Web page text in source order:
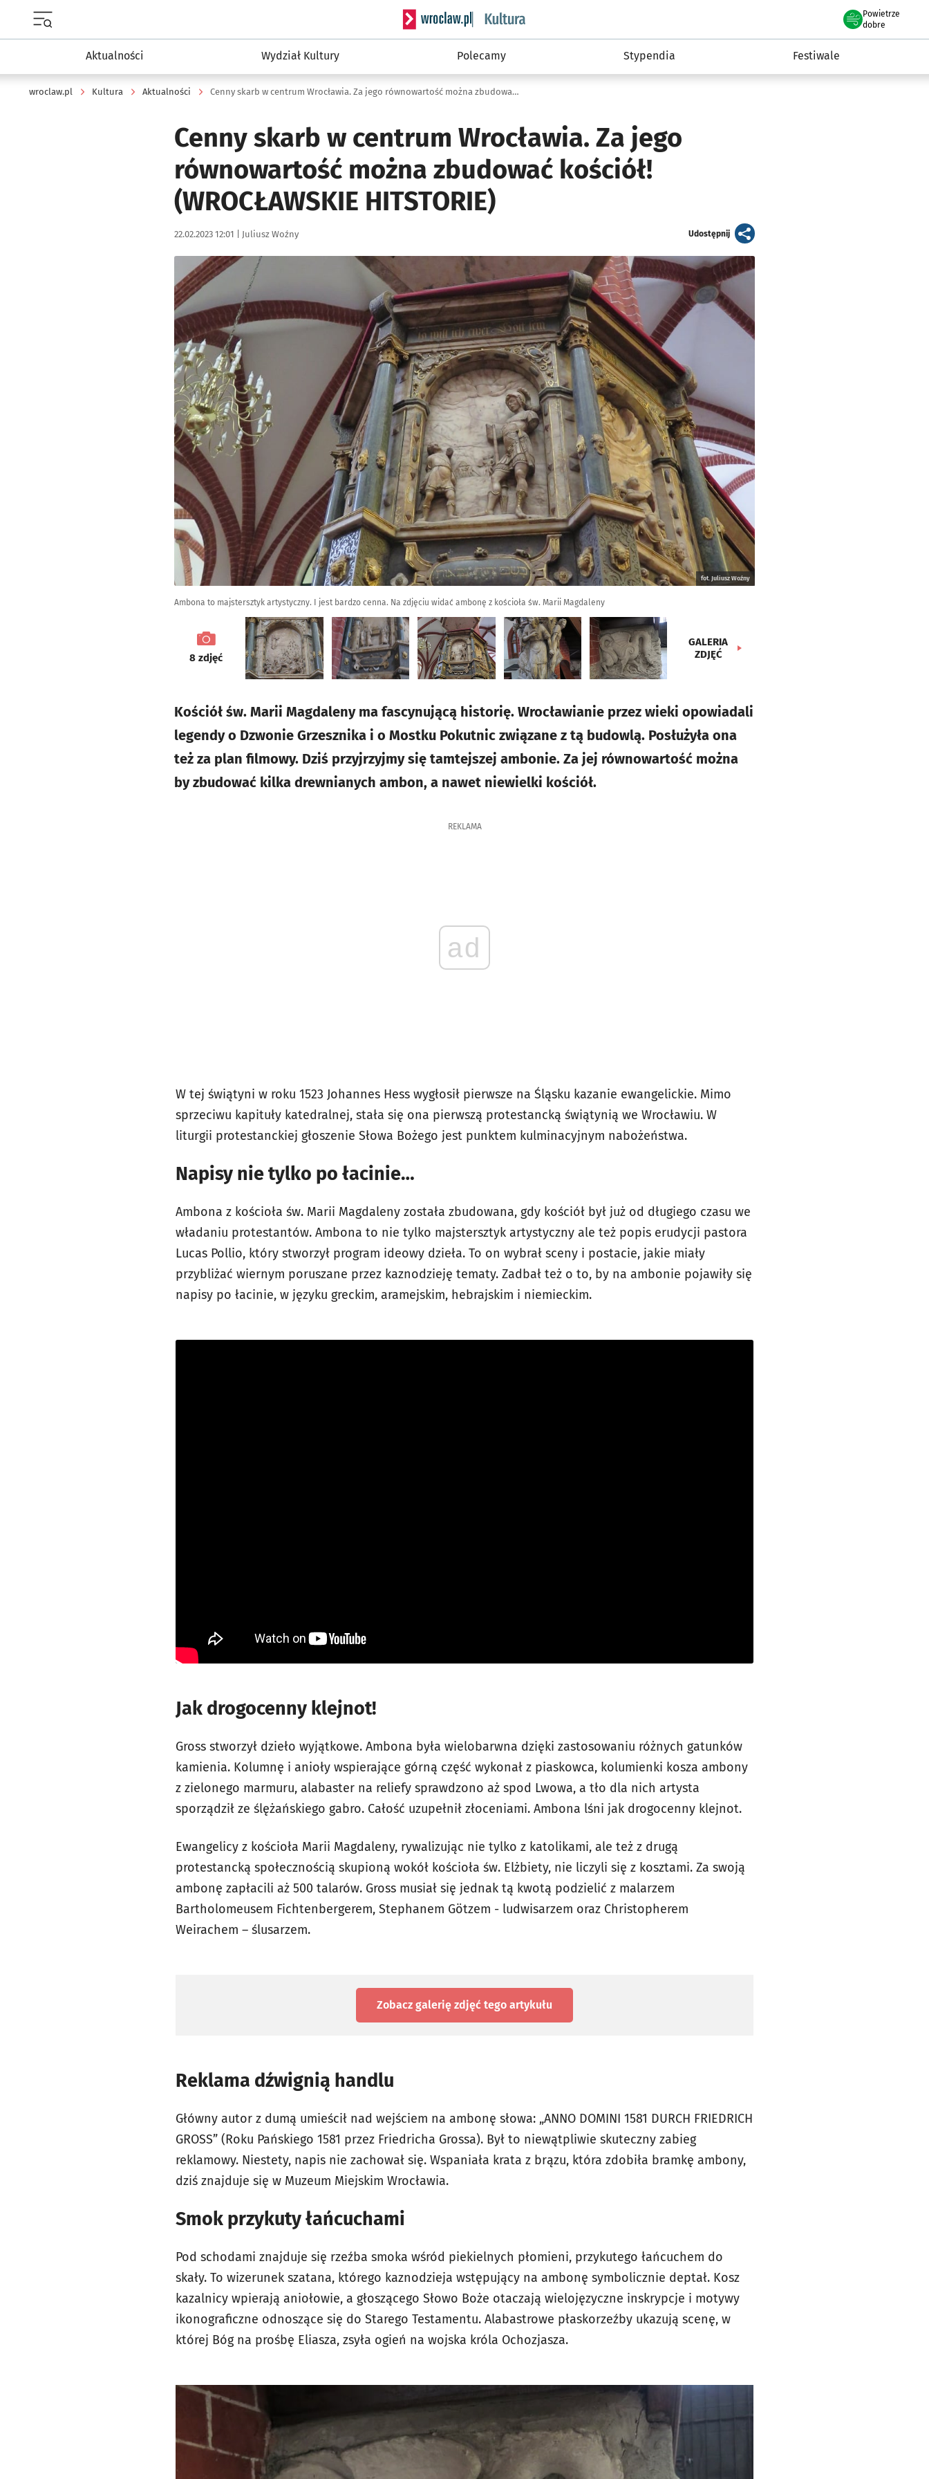
Serwis informacyjny wroclaw.pl podserwis: Kultura
Powietrze
we Wrocławiu
dobre
Aktualności Wydział Kultury Polecamy Stypendia Festiwale
wroclaw.pl Kultura Aktualności Cenny skarb w centrum Wrocławia. Za jego równowartość można zbudować kościół! (WROCŁAWSKIE HITSTORIE)
Cenny skarb w centrum Wrocławia. Za jego
równowartość można zbudować kościół!
(WROCŁAWSKIE HITSTORIE)
Data publikacji:
22.02.2023 12:01 | Autor:
Juliusz Woźny Udostępnijartykuł
Kliknij, aby zobaczyć galerię
fot. Juliusz Woźny
Ambona to majstersztyk artystyczny. I jest bardzo cenna. Na zdjęciu widać ambonę z kościoła św. Marii Magdaleny
galeria
8zdjęć
GALERIA
ZDJĘĆ
Kościół św. Marii Magdaleny ma fascynującą historię. Wrocławianie przez wieki opowiadali
legendy o Dzwonie Grzesznika i o Mostku Pokutnic związane z tą budowlą. Posłużyła ona
też za plan filmowy. Dziś przyjrzyjmy się tamtejszej ambonie. Za jej równowartość można
by zbudować kilka drewnianych ambon, a nawet niewielki kościół.
REKLAMA
ad
W tej świątyni w roku 1523 Johannes Hess wygłosił pierwsze na Śląsku kazanie ewangelickie. Mimo
sprzeciwu kapituły katedralnej, stała się ona pierwszą protestancką świątynią we Wrocławiu. W
liturgii protestanckiej głoszenie Słowa Bożego jest punktem kulminacyjnym nabożeństwa.
Napisy nie tylko po łacinie…
Ambona z kościoła św. Marii Magdaleny została zbudowana, gdy kościół był już od długiego czasu we
władaniu protestantów. Ambona to nie tylko majstersztyk artystyczny ale też popis erudycji pastora
Lucas Pollio, który stworzył program ideowy dzieła. To on wybrał sceny i postacie, jakie miały
przybliżać wiernym poruszane przez kaznodzieję tematy. Zadbał też o to, by na ambonie pojawiły się
napisy po łacinie, w języku greckim, aramejskim, hebrajskim i niemieckim.
Jak drogocenny klejnot!
Gross stworzył dzieło wyjątkowe. Ambona była wielobarwna dzięki zastosowaniu różnych gatunków
kamienia. Kolumnę i anioły wspierające górną część wykonał z piaskowca, kolumienki kosza ambony
z zielonego marmuru, alabaster na reliefy sprawdzono aż spod Lwowa, a tło dla nich artysta
sporządził ze ślężańskiego gabro. Całość uzupełnił złoceniami. Ambona lśni jak drogocenny klejnot.
Ewangelicy z kościoła Marii Magdaleny, rywalizując nie tylko z katolikami, ale też z drugą
protestancką społecznością skupioną wokół kościoła św. Elżbiety, nie liczyli się z kosztami. Za swoją
ambonę zapłacili aż 500 talarów. Gross musiał się jednak tą kwotą podzielić z malarzem
Bartholomeusem Fichtenbergerem, Stephanem Götzem - ludwisarzem oraz Christopherem
Weirachem – ślusarzem.
Zobacz galerię zdjęć tego artykułu
Reklama dźwignią handlu
Główny autor z dumą umieścił nad wejściem na ambonę słowa: „ANNO DOMINI 1581 DURCH FRIEDRICH
GROSS” (Roku Pańskiego 1581 przez Friedricha Grossa). Był to niewątpliwie skuteczny zabieg
reklamowy. Niestety, napis nie zachował się. Wspaniała krata z brązu, która zdobiła bramkę ambony,
dziś znajduje się w Muzeum Miejskim Wrocławia.
Smok przykuty łańcuchami
Pod schodami znajduje się rzeźba smoka wśród piekielnych płomieni, przykutego łańcuchem do
skały. To wizerunek szatana, którego kaznodzieja wstępujący na ambonę symbolicznie deptał. Kosz
kazalnicy wpierają aniołowie, a głoszącego Słowo Boże otaczają wielojęzyczne inskrypcje i motywy
ikonograficzne odnoszące się do Starego Testamentu. Alabastrowe płaskorzeźby ukazują scenę, w
której Bóg na prośbę Eliasza, zsyła ogień na wojska króla Ochozjasza.